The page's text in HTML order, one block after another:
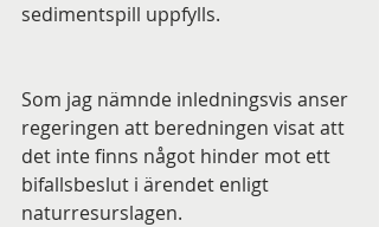
sedimentspill uppfylls.
Som jag nämnde inledningsvis anser
regeringen att beredningen visat att
det inte finns något hinder mot ett
bifallsbeslut i ärendet enligt
naturresurslagen.